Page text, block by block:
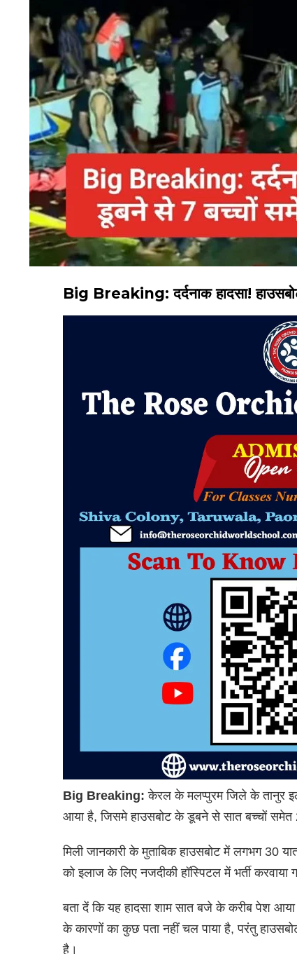
Big Breaking: दर्दनाक हादसा!
Big Breaking: केरल के मलप्पुरम जिले के तानुर
आया है, जिसमे हाउसबोट के डूबने से सात बच्चों समेत
मिली जानकारी के मुताबिक हाउसबोट में लगभग 30
को इलाज के लिए नजदीकी हॉस्पिटल में भर्ती करवाया
बता दें कि यह हादसा शाम सात बजे के करीब पेश आया
के कारणों का कुछ पता नहीं चल पाया है, परंतु
है।